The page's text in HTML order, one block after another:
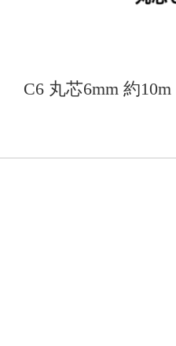
C6 丸芯6mm 約10m